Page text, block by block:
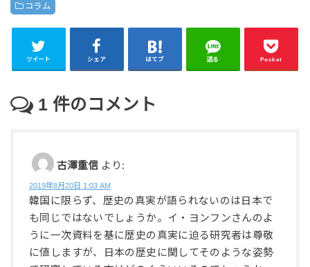
コラム
ツイート シェア はてブ 送る Pocket
1件のコメント
古澤重信 より:
2019年8月20日 1:03 AM
韓国に限らず、歴史の真実が語られないのは日本で
も同じではないでしょうか。イ・ヨンフンさんのよ
うに一次資料を基に歴史の真実に迫る研究者は尊敬
に値しますが、日本の歴史に関してそのような姿勢